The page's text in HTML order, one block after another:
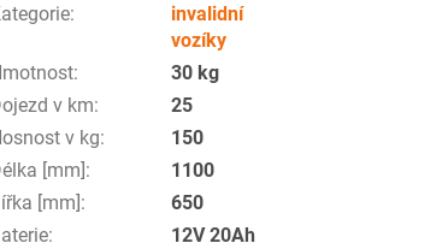
:
invalidní
vozíky
:
30 kg
v km:
25
v kg:
150
[mm]:
1100
[mm]:
650
:
12V 20Ah